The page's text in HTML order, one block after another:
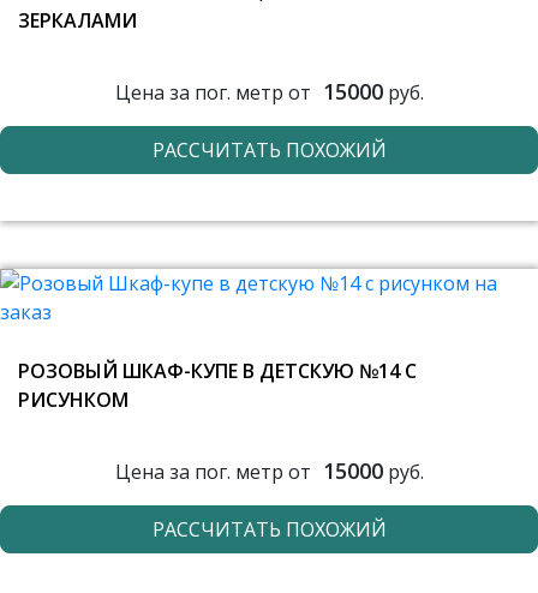
ЗЕРКАЛАМИ
Цена за пог. метр от 15000руб.
РАССЧИТАТЬ ПОХОЖИЙ
РОЗОВЫЙ ШКАФ-КУПЕ В ДЕТСКУЮ №14 С
РИСУНКОМ
Цена за пог. метр от 15000руб.
РАССЧИТАТЬ ПОХОЖИЙ